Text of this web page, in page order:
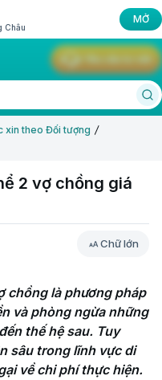
Châu
MỞ
xin theo Đối tượng
2 vợ chồng giá
Chữ lớn
Chữ lớn
chồng là phương pháp
và phòng ngừa những
thế hệ sau. Tuy
sâu trong lĩnh vực di
về chi phí thực hiện.